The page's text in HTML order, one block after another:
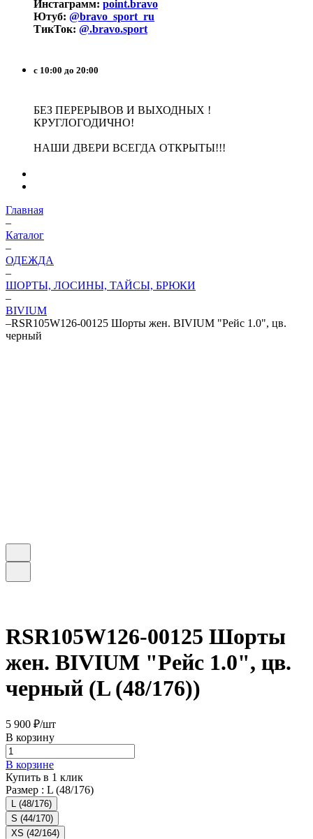
Инстаграмм: point.bravo
Ютуб: @bravo_sport_ru
ТикТок: @.bravo.sport
с 10:00 до 20:00
БЕЗ ПЕРЕРЫВОВ И ВЫХОДНЫХ !
КРУГЛОГОДИЧНО!
НАШИ ДВЕРИ ВСЕГДА ОТКРЫТЫ!!!
Главная
–
Каталог
–
ОДЕЖДА
–
ШОРТЫ, ЛОСИНЫ, ТАЙСЫ, БРЮКИ
–
BIVIUM
–RSR105W126-00125 Шорты жен. BIVIUM "Рейс 1.0", цв.
черный
RSR105W126-00125 Шорты
жен. BIVIUM "Рейс 1.0", цв.
черный (L (48/176))
5 900 ₽/шт
В корзину
В корзине
Купить в 1 клик
Размер : L (48/176)
L (48/176)
S (44/170)
XS (42/164)